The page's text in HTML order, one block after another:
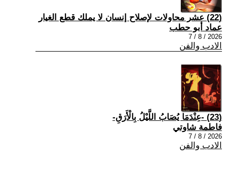
(22) عشر محاولات لإصلاح إنسان لا يملك قطع الغيار
عماد أبو حطب
2026 / 8 / 7
الادب والفن
(23) -عِنْدَمَا يُصَابُ اللَّيْلُ بِالْأَرَقِ-
فاطمة شاوتي
2026 / 8 / 7
الادب والفن